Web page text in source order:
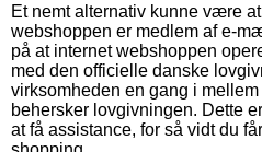
Et nemt alternativ kunne være
webshoppen er medlem af e-
på at internet webshoppen
med den officielle danske
virksomheden en gang i
behersker lovgivningen. Dette
at få assistance, for så vidt du